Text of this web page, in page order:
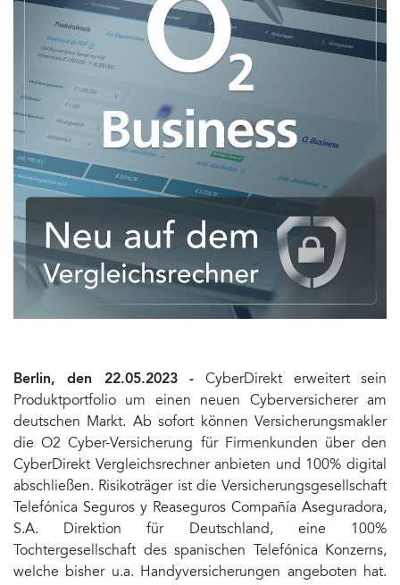
Berlin, den 22.05.2023 -CyberDirekt erweitert sein
Produktportfolio um einen neuen Cyberversicherer am
deutschen Markt. Ab sofort können Versicherungsmakler
die O2 Cyber-Versicherung für Firmenkunden über den
CyberDirekt Vergleichsrechner anbieten und 100% digital
abschließen. Risikoträger ist die Versicherungsgesellschaft
Telefónica Seguros y Reaseguros Compañía Aseguradora,
S.A. Direktion für Deutschland, eine 100%
Tochtergesellschaft des spanischen Telefónica Konzerns,
welche bisher u.a. Handyversicherungen angeboten hat.